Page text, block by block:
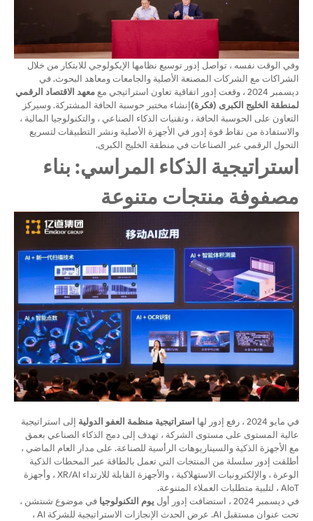
وفي الوقت نفسه ، تواصل إدور توسيع نظامها الإيكولوجي للابتكار من خلال
الشراكات مع الشركات المصنعة الأصلية والجامعات ومعاهد البحوث. في
ديسمبر 2024 ، وقعت إدور اتفاقية تعاون استراتيجي مع
معهد الاقتصاد الرقمي
لمنطقة الخليج الكبرى (فكرة) إنشاء مختبر حوسبة الحافة المشتركة. وسيركز
التعاون على الحوسبة الحافة ، وتقنيات الذكاء الصناعي ، والتكنولوجيا المالية ،
والاستفادة من نقاط قوة إدور في الأجهزة الأصلية ونشر التطبيقات لتسريع
التحول الرقمي عبر الصناعات في منطقة الخليج الكبرى.
استراتيجية الذكاء المراسي: بناء
مصفوفة منتجات متنوعة
في مايو 2024 ، رفع إدور لها استراتيجية منظمة العفو الدولية إلى استراتيجية
عالية المستوى على مستوى الشركة ، تهدف إلى دمج الذكاء الصناعي بعمق
مع الأجهزة الذكية والسيناريوهات الرأسية للصناعة. على مدار العام الماضي ،
أطلقت إدور سلسلة من المنتجات التي تعمل بالطاقة عبر المحطات الذكية
الوعرة ، والإلكترونيات الاستهلاكية ، والأجهزة القابلة للارتداء XR/AI ، وأجهزة
AIoT ، لتلبية متطلبات العملاء المتنوعة.
في ديسمبر 2024 ، استضافت إدور أول
يوم التكنولوجيا في موضوع شنتشن ،
تحت عنوان مستقبل AI. عرض الحدث الإنجازات الاستراتيجية للشركة AI ،